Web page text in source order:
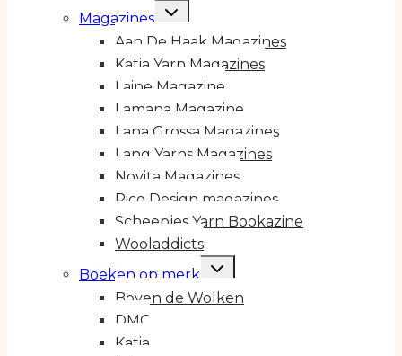
Magazines
Toggle
submenu
Aan De Haak Magazines
Katia Yarn Magazines
Laine Magazine
Lamana Magazine
Lana Grossa Magazines
Lang Yarns Magazines
Novita Magazines
Rico Design magazines
Scheepjes Yarn Bookazine
Wooladdicts
Boeken op merk
Toggle
submenu
Boven de Wolken
DMC
Katia